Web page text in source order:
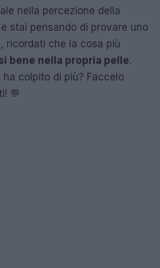
nella percezione della
stai pensando di provare uno
ricordati che la cosa più
bene nella propria pelle.
colpito di più? Faccelo
💬